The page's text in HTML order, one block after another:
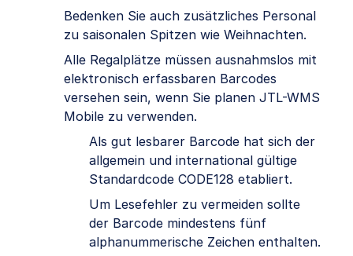
Bedenken Sie auch zusätzliches Personal
zu saisonalen Spitzen wie Weihnachten.
Alle Regalplätze müssen ausnahmslos mit
elektronisch erfassbaren Barcodes
versehen sein, wenn Sie planen JTL-WMS
Mobile zu verwenden.
Als gut lesbarer Barcode hat sich der
allgemein und international gültige
Standardcode CODE128 etabliert.
Um Lesefehler zu vermeiden sollte
der Barcode mindestens fünf
alphanummerische Zeichen enthalten.